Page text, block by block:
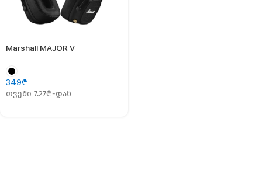
Marshall MAJOR V
349₾
თვეში 7.27₾-დან